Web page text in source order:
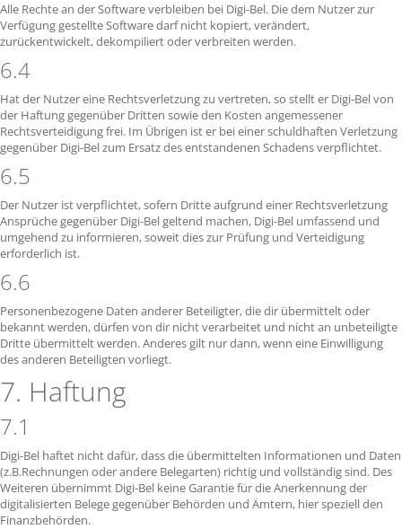
Alle Rechte an der Software verbleiben bei Digi-Bel. Die dem Nutzer zur
Verfügung gestellte Software darf nicht kopiert, verändert,
zurückentwickelt, dekompiliert oder verbreiten werden.
6.4
Hat der Nutzer eine Rechtsverletzung zu vertreten, so stellt er Digi-Bel von
der Haftung gegenüber Dritten sowie den Kosten angemessener
Rechtsverteidigung frei. Im Übrigen ist er bei einer schuldhaften Verletzung
gegenüber Digi-Bel zum Ersatz des entstandenen Schadens verpflichtet.
6.5
Der Nutzer ist verpflichtet, sofern Dritte aufgrund einer Rechtsverletzung
Ansprüche gegenüber Digi-Bel geltend machen, Digi-Bel umfassend und
umgehend zu informieren, soweit dies zur Prüfung und Verteidigung
erforderlich ist.
6.6
Personenbezogene Daten anderer Beteiligter, die dir übermittelt oder
bekannt werden, dürfen von dir nicht verarbeitet und nicht an unbeteiligte
Dritte übermittelt werden. Anderes gilt nur dann, wenn eine Einwilligung
des anderen Beteiligten vorliegt.
7. Haftung
7.1
Digi-Bel haftet nicht dafür, dass die übermittelten Informationen und Daten
(z.B.Rechnungen oder andere Belegarten) richtig und vollständig sind. Des
Weiteren übernimmt Digi-Bel keine Garantie für die Anerkennung der
digitalisierten Belege gegenüber Behörden und Ämtern, hier speziell den
Finanzbehörden.